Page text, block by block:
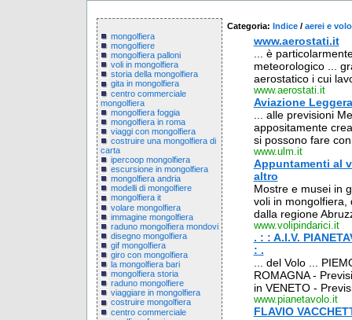
mongolfiera
mongolfiere
mongolfiera palloni
voli in mongolfiera
storia della mongolfiera
gita in mongolfiera
centro commerciale
mongolfiera
mongolfiera foggia
mongolfiera in roma
viaggi con mongolfiera
costruire una mongolfiera di
carta
ipercoop mongolfiera
escursione in mongolfiera
mongolfiera andria
modelli di mongolfiere
mongolfiera it
volare mongolfiera
immagine mongolfiera
raduno mongolfiera mondovi
disegno mongolfiera
gif mongolfiera
giro con mongolfiera
la mongolfiera bari
mongolfiera storia
raduno mongolfiere
viaggiare in mongolfiera
costruire mongolfiera
centro commerciale
Categoria: Indice / aerei e volo
www.aerostati.it
... è
meteorologico ...
aerostatico i cui
www.aerostati.it
Aviazione
... alle previsioni
appositamente
si possono fare
www.ulm.it
Appuntamenti al
altro
Mostre e musei in
voli in mongolfiera,
dalla regione
www.volipindarici.it
. : : A.I.V.
: .
... del Volo ...
ROMAGNA -
in VENETO -
www.pianetavolo.it
FLAVIO